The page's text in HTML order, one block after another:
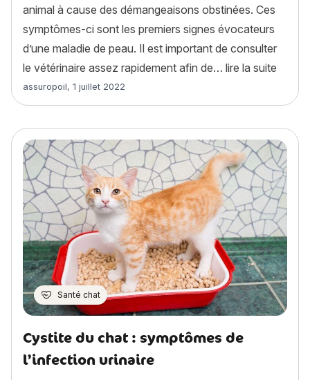
animal à cause des démangeaisons obstinées. Ces
symptômes-ci sont les premiers signes évocateurs
d’une maladie de peau. Il est important de consulter
le vétérinaire assez rapidement afin de… lire la suite
Article rédigé par
assuropoil, 1 juillet 2022
Santé chat
Cystite du chat : symptômes de
l’infection urinaire